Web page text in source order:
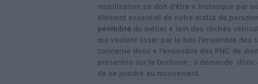
mobilisation se doit d’être « historique par
élément essentiel de notre statut de
pénibilité du métier « loin des clichés
qui veulent lisser par le bas l’ensemble des
concerne donc « l’ensemble des PNC de
présentes sur le territoire ; il demande donc
de se joindre au mouvement.